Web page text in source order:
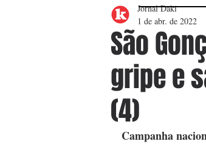
São
gripe e
(4)
Jornal Daki
1 de abr. de 2022
Campanha